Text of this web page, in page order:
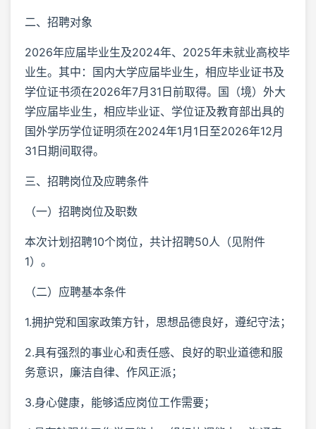
二、招聘对象
2026年应届毕业生及2024年、2025年未就业高校毕
业生。其中：国内大学应届毕业生，相应毕业证书及
学位证书须在2026年7月31日前取得。国（境）外大
学应届毕业生，相应毕业证、学位证及教育部出具的
国外学历学位证明须在2024年1月1日至2026年12月
31日期间取得。
三、招聘岗位及应聘条件
（一）招聘岗位及职数
本次计划招聘10个岗位，共计招聘50人（见附件
1）。
（二）应聘基本条件
1.拥护党和国家政策方针，思想品德良好，遵纪守法；
2.具有强烈的事业心和责任感、良好的职业道德和服
务意识，廉洁自律、作风正派；
3.身心健康，能够适应岗位工作需要；